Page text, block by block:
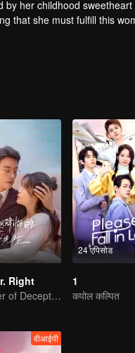
her childhood
that she must fulfill this
Along the journey,
Right
My Master of Deception Girlfriend
24 एपिसोड
1
कपोल कल्पित
वीआईपी